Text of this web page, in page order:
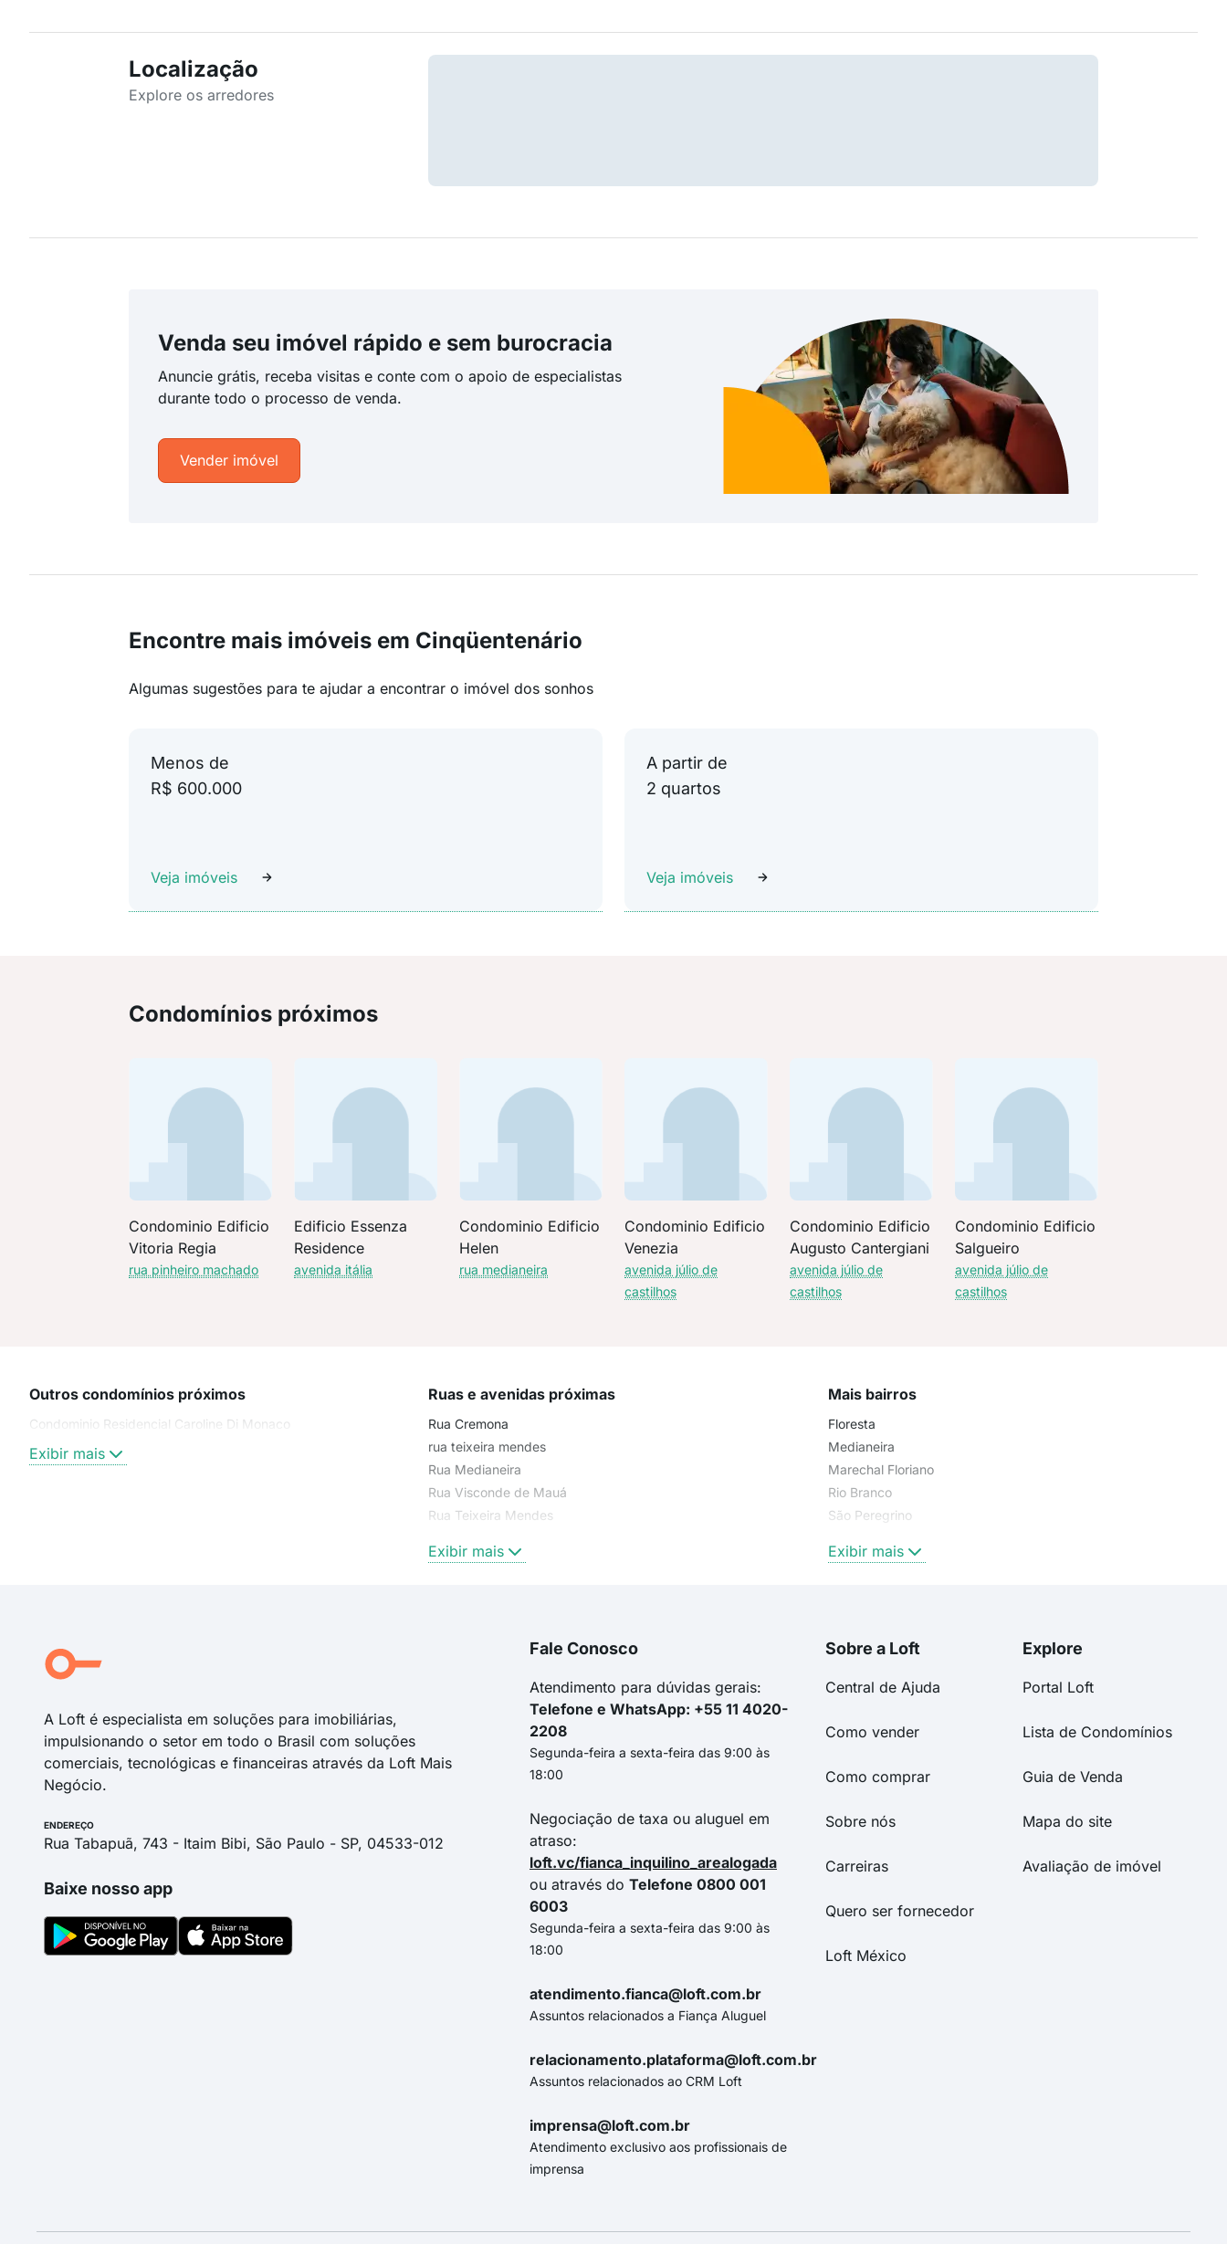
Localização
Explore os arredores
Venda seu imóvel rápido e sem burocracia
Anuncie grátis, receba visitas e conte com o apoio de especialistas
durante todo o processo de venda.
Vender imóvel
Encontre mais imóveis em Cinqüentenário
Algumas sugestões para te ajudar a encontrar o imóvel dos sonhos
Menos de
R$ 600.000
Veja imóveis
A partir de
2 quartos
Veja imóveis
Condomínios próximos
Condominio Edificio
Vitoria Regia
rua pinheiro machado
Edificio Essenza
Residence
avenida itália
Condominio Edificio
Helen
rua medianeira
Condominio Edificio
Venezia
avenida júlio de
castilhos
Condominio Edificio
Augusto Cantergiani
avenida júlio de
castilhos
Condominio Edificio
Salgueiro
avenida júlio de
castilhos
Outros condomínios próximos
Condominio Residencial Caroline Di Monaco
Exibir mais
Ruas e avenidas próximas
Rua Cremona
rua teixeira mendes
Rua Medianeira
Rua Visconde de Mauá
Rua Teixeira Mendes
rua visconde de mauá
Rua Pedro Mocelin
Exibir mais
Mais bairros
Floresta
Medianeira
Marechal Floriano
Rio Branco
São Peregrino
Exibir mais
A Loft é especialista em soluções para imobiliárias,
impulsionando o setor em todo o Brasil com soluções
comerciais, tecnológicas e financeiras através da Loft Mais
Negócio.
ENDEREÇO
Rua Tabapuã, 743 - Itaim Bibi, São Paulo - SP, 04533-012
Baixe nosso app
Fale Conosco
Atendimento para dúvidas gerais:
Telefone e WhatsApp: +55 11 4020-
2208
Segunda-feira a sexta-feira das 9:00 às
18:00
Negociação de taxa ou aluguel em
atraso:
loft.vc/fianca_inquilino_arealogada
ou através do Telefone 0800 001
6003
Segunda-feira a sexta-feira das 9:00 às
18:00
atendimento.fianca@loft.com.br
Assuntos relacionados a Fiança Aluguel
relacionamento.plataforma@loft.com.br
Assuntos relacionados ao CRM Loft
imprensa@loft.com.br
Atendimento exclusivo aos profissionais de
imprensa
Sobre a Loft
Central de Ajuda
Como vender
Como comprar
Sobre nós
Carreiras
Quero ser fornecedor
Loft México
Explore
Portal Loft
Lista de Condomínios
Guia de Venda
Mapa do site
Avaliação de imóvel